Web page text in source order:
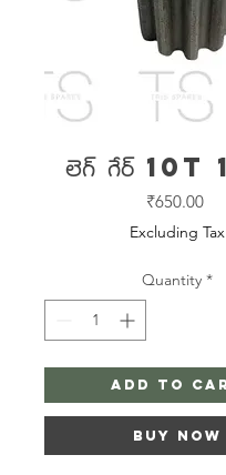
లెగ్ గేర్ 10T
₹650.00
Excluding Tax
Quantity *
Add to
Buy Now